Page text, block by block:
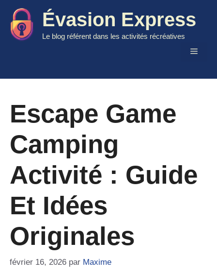
contenu
Évasion Express
Le blog référent dans les activités récréatives
Menu
Escape Game
Camping
Activité : Guide
Et Idées
Originales
février 16, 2026 par Maxime